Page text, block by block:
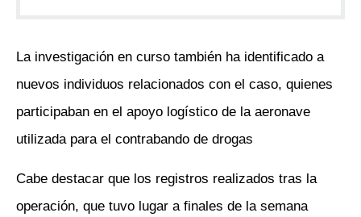
La investigación en curso también ha identificado a
nuevos individuos relacionados con el caso, quienes
participaban en el apoyo logístico de la aeronave
utilizada para el contrabando de drogas
Cabe destacar que los registros realizados tras la
operación, que tuvo lugar a finales de la semana